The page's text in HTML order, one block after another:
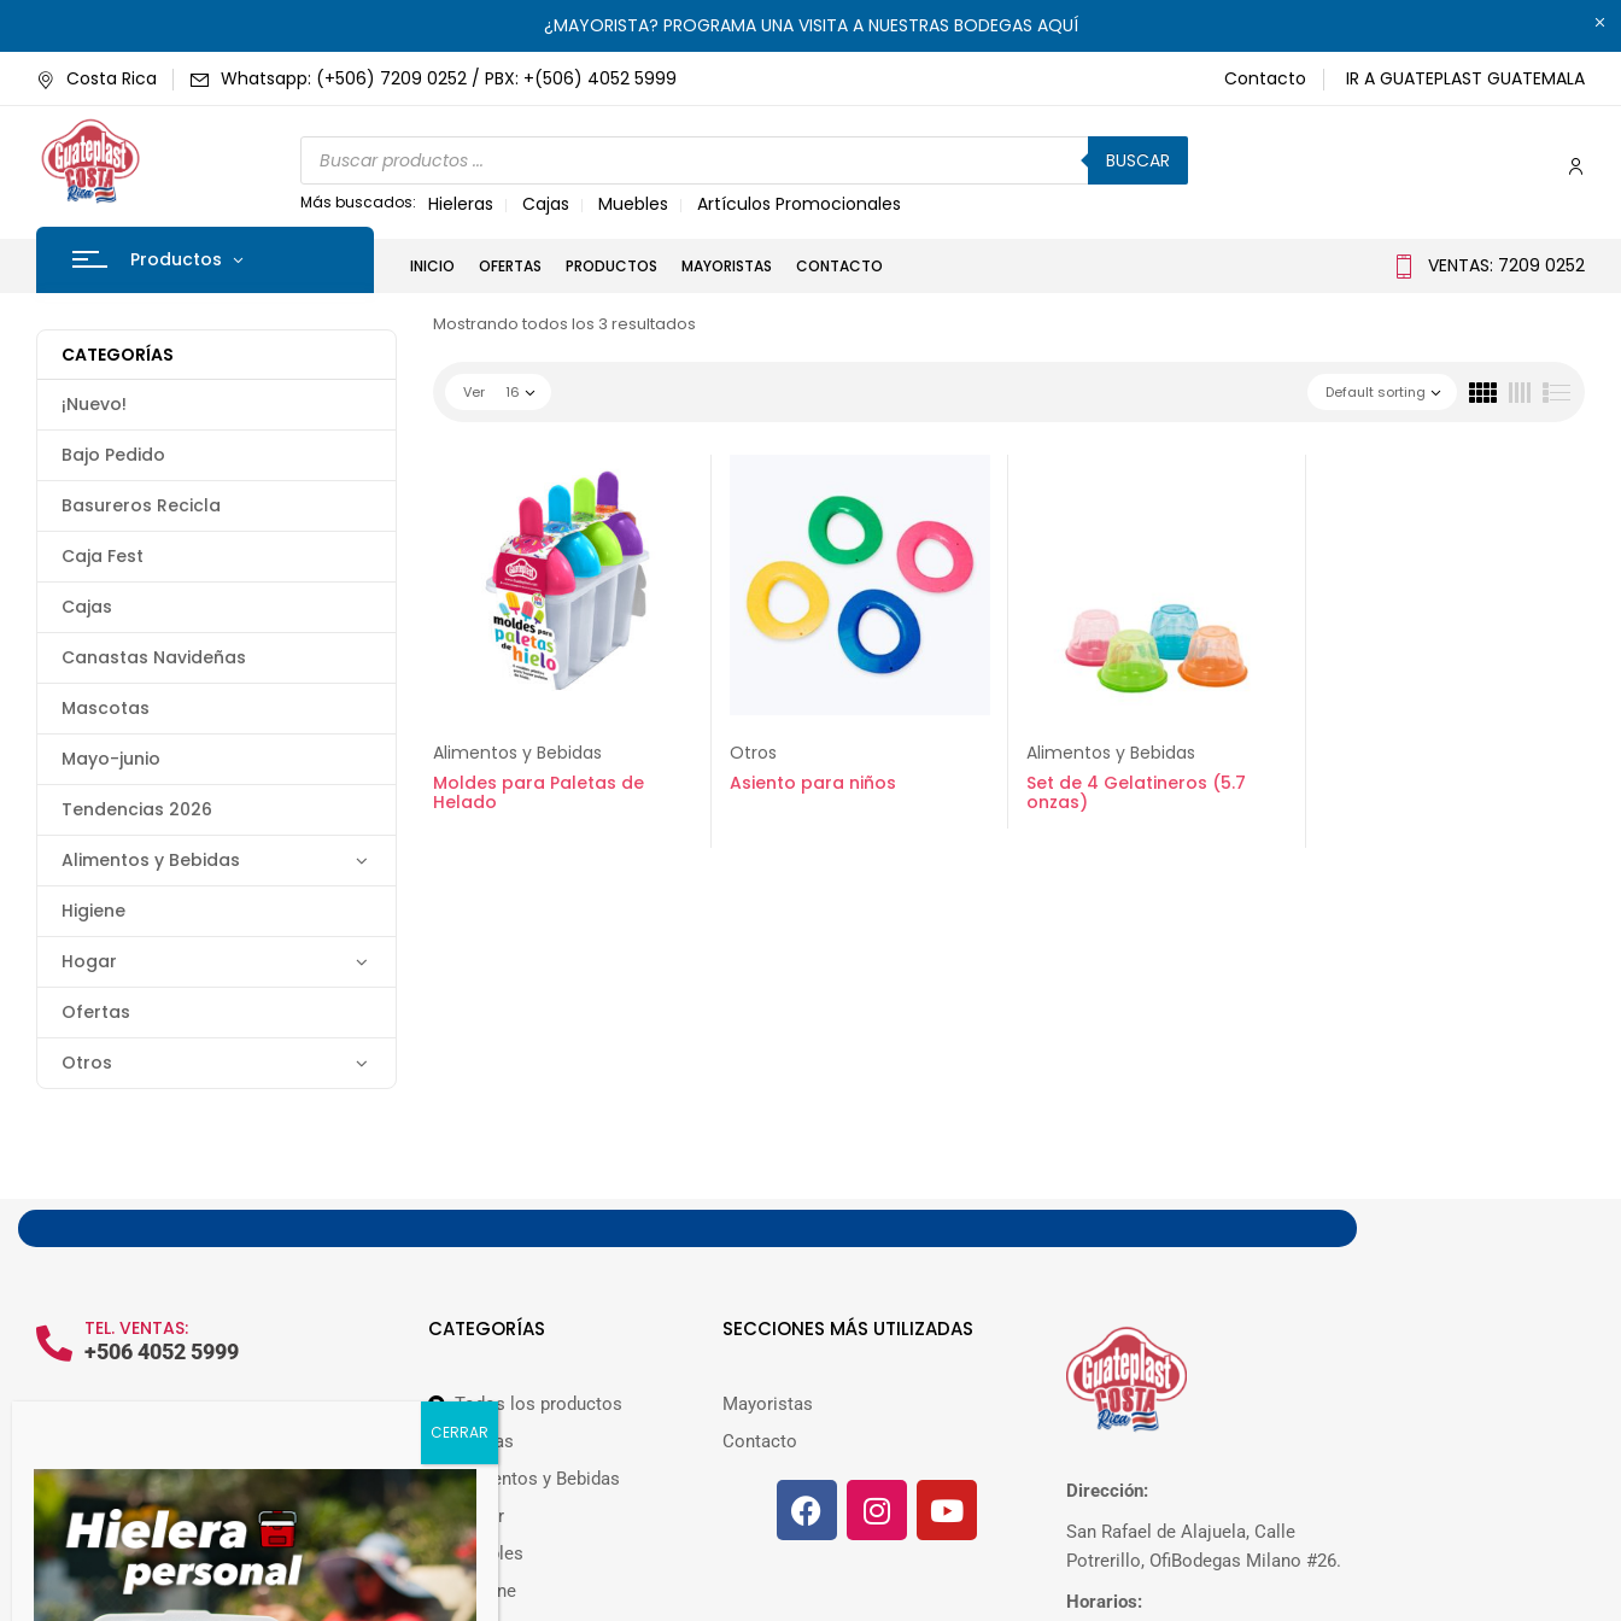
¿MAYORISTA? PROGRAMA UNA VISITA A NUESTRAS BODEGAS AQUÍ
Costa Rica Whatsapp: (+506) 7209 0252 / PBX: +(506) 4052 5999 Contacto IR A GUATEPLAST GUATEMALA
BUSCAR
Más buscados: Hieleras Cajas Muebles Artículos Promocionales
Productos INICIO OFERTAS PRODUCTOS MAYORISTAS CONTACTO VENTAS: 7209 0252
CATEGORÍAS
¡Nuevo!
Bajo Pedido
Basureros Recicla
Caja Fest
Cajas
Canastas Navideñas
Mascotas
Mayo-junio
Tendencias 2026
Alimentos y Bebidas
Higiene
Hogar
Ofertas
Otros
Mostrando todos los 3 resultados
Default sorting
Ver 16
Alimentos y Bebidas
Moldes para Paletas de
Helado
Otros
Asiento para niños
Alimentos y Bebidas
Set de 4 Gelatineros (5.7
onzas)
TEL. VENTAS:
+506 4052 5999
Guateplast Costa Rica.
Fabricante y distribuidor de productos
CATEGORÍAS
Todos los productos
Ofertas
Alimentos y Bebidas
Hogar
Muebles
Higiene
SECCIONES MÁS UTILIZADAS
Mayoristas
Contacto
Dirección:
San Rafael de Alajuela, Calle
Potrerillo, OfiBodegas Milano #26.
Horarios: